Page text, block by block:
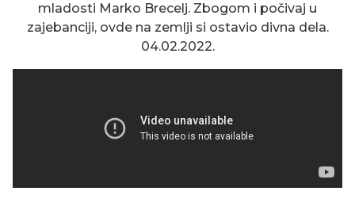
mladosti Marko Brecelj. Zbogom i počivaj u
zajebanciji, ovde na zemlji si ostavio divna dela.
04.02.2022.